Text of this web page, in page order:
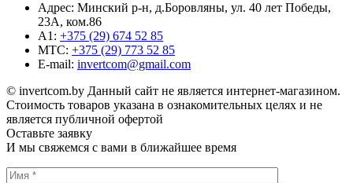
Адрес: Минский р-н, д.Боровляны, ул. 40 лет Победы,
23A, ком.86
A1: +375 (29) 674 52 85
MТС: +375 (29) 773 52 85
E-mail: invertcom@gmail.com
© invertcom.by Данный сайт не является интернет-магазином.
Стоимость товаров указана в ознакомительных целях и не
является публичной офертой
Оставьте заявку
И мы свяжемся с вами в ближайшее время